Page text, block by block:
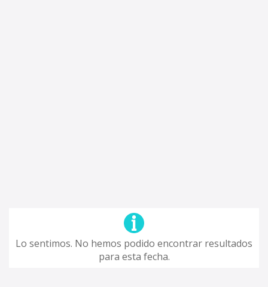
Lo sentimos. No hemos podido encontrar resultados
para esta fecha.